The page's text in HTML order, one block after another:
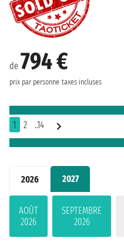
2026 2027
AOÛT
2026
SEPTEMBRE
2026
de 794 €
prix par personne taxes incluses
1 2 ..14